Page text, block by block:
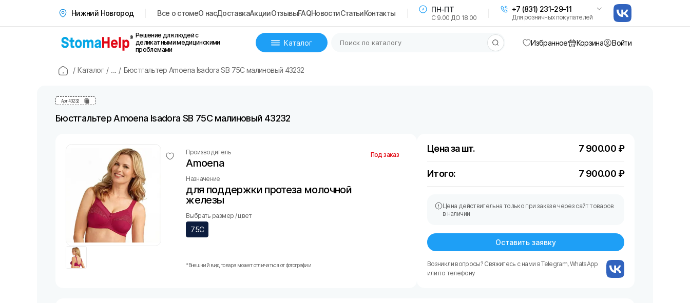
Нижний Новгород Все о стомеО насДоставкаАкцииОтзывыFAQНовостиСтатьиКонтакты ПН-ПТ
С 9.00 ДО 18.00
+7 (831) 231-29-11
Для розничных покупателей
Решение для людей с
деликатными медицинскими
проблемами
Каталог Избранное Корзина Войти
/ Каталог / ... / Бюстгальтер Amoena Isadora SB 75C малиновый 43232
Арт43232
Бюстгальтер Amoena Isadora SB 75C малиновый 43232
Производитель
Amoena
Назначение
для поддержки протеза молочной
железы
Выбрать размер / цвет
75C
*Внешний вид товара может отличаться от фотографии
Под заказ
Цена за шт. 7 900.00 ₽
Итого: 7 900.00 ₽
Цена действительна только при заказе через сайт товаров
в наличии
Оставить заявку
Возникли вопросы? Свяжитесь с нами в Telegram, WhatsApp
или по телефону